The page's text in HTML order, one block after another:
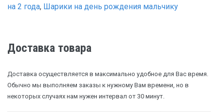
на 2 года, Шарики на день рождения мальчику
Доставка товара
Доставка осуществляется в максимально удобное для Вас время.
Обычно мы выполняем заказы к нужному Вам времени, но в
некоторых случаях нам нужен интервал от 30 минут.